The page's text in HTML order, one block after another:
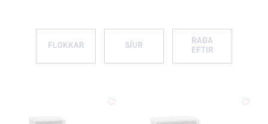
FLOKKAR SÍUR
RAÐA
EFTIR